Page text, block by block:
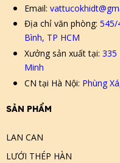
Email:
Địa chỉ văn phòng: 545/
Bình, TP HCM
Xưởng sản xuất tại: 335
Minh
CN tại Hà Nội: Phùng
SẢN PHẨM
LAN CAN
LƯỚI THÉP HÀN